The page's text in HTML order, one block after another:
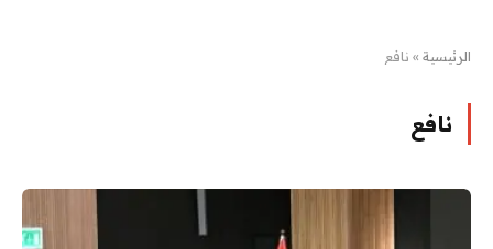
الرئيسية » نافع
نافع